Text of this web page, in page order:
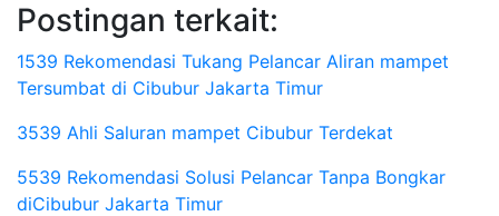
Postingan terkait:
1539 Rekomendasi Tukang Pelancar Aliran mampet
Tersumbat di Cibubur Jakarta Timur
3539 Ahli Saluran mampet Cibubur Terdekat
5539 Rekomendasi Solusi Pelancar Tanpa Bongkar
diCibubur Jakarta Timur